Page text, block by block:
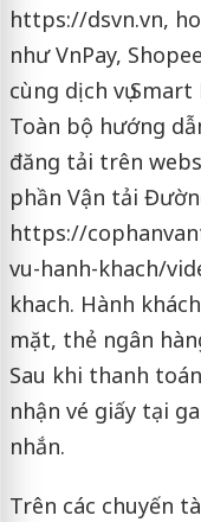
https://dsvn.vn,
như VnPay,
cùng dịch vụ
Toàn bộ hướng
đăng tải trên
phần Vận tải
https://
vu-hanh-khach/
khach. Hành
mặt, thẻ ngân
Sau khi thanh
nhận vé giấy tại
nhắn.
Trên các chuyến